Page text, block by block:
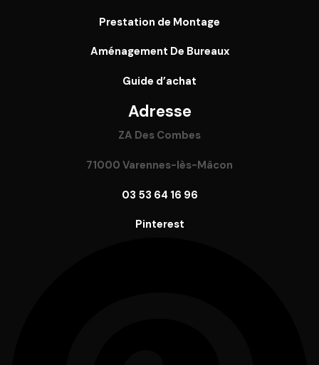
Prestation de Montage
Aménagement De Bureaux
Guide d’achat
Adresse
ZA Des Combes
71000 Varennes-lès-Mâcon
03 53 64 16 96
Pinterest